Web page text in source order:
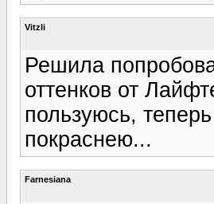
Vitzli
Решила
оттенков от
пользуюсь,
покраснею...
Farnesiana